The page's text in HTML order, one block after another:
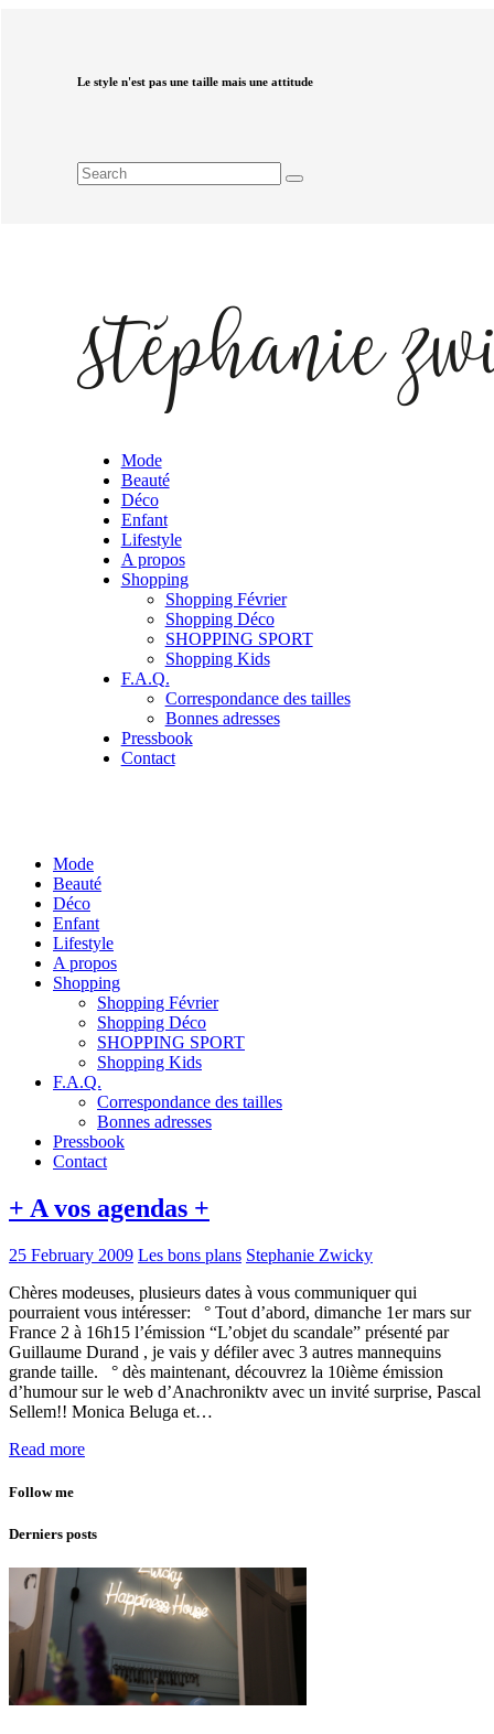
Le style n'est pas une taille mais une attitude
Mode
Beauté
Déco
Enfant
Lifestyle
A propos
Shopping
Shopping Février
Shopping Déco
SHOPPING SPORT
Shopping Kids
F.A.Q.
Correspondance des tailles
Bonnes adresses
Pressbook
Contact
Mode
Beauté
Déco
Enfant
Lifestyle
A propos
Shopping
Shopping Février
Shopping Déco
SHOPPING SPORT
Shopping Kids
F.A.Q.
Correspondance des tailles
Bonnes adresses
Pressbook
Contact
+ A vos agendas +
25 February 2009 Les bons plans Stephanie Zwicky
Chères modeuses, plusieurs dates à vous communiquer qui
pourraient vous intéresser: ° Tout d’abord, dimanche 1er mars sur
France 2 à 16h15 l’émission “L’objet du scandale” présenté par
Guillaume Durand , je vais y défiler avec 3 autres mannequins
grande taille. ° dès maintenant, découvrez la 10ième émission
d’humour sur le web d’Anachroniktv avec un invité surprise, Pascal
Sellem!! Monica Beluga et…
Read more
Follow me
Derniers posts